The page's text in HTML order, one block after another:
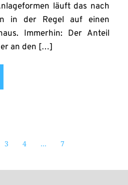
läuft das nach
in der Regel auf einen
Immerhin: Der Anteil
an den […]
3 4 … 7